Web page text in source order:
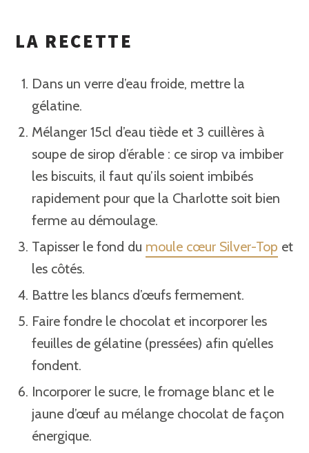
LA RECETTE
Dans un verre d’eau froide, mettre la
gélatine.
Mélanger 15cl d’eau tiède et 3 cuillères à
soupe de sirop d’érable : ce sirop va imbiber
les biscuits, il faut qu’ils soient imbibés
rapidement pour que la Charlotte soit bien
ferme au démoulage.
Tapisser le fond du moule cœur Silver-Top et
les côtés.
Battre les blancs d’œufs fermement.
Faire fondre le chocolat et incorporer les
feuilles de gélatine (pressées) afin qu’elles
fondent.
Incorporer le sucre, le fromage blanc et le
jaune d’œuf au mélange chocolat de façon
énergique.